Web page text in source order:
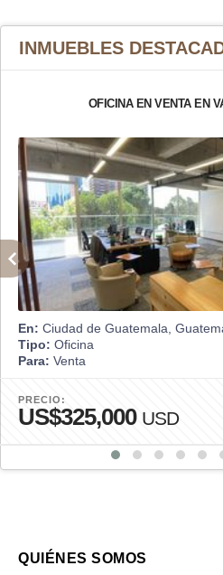
INMUEBLES
OFICINA EN VENTA EN
En: Ciudad de Guatemala,
Tipo: Oficina
Para: Venta
PRECIO:
US$325,000 USD
QUIÉNES SOMOS